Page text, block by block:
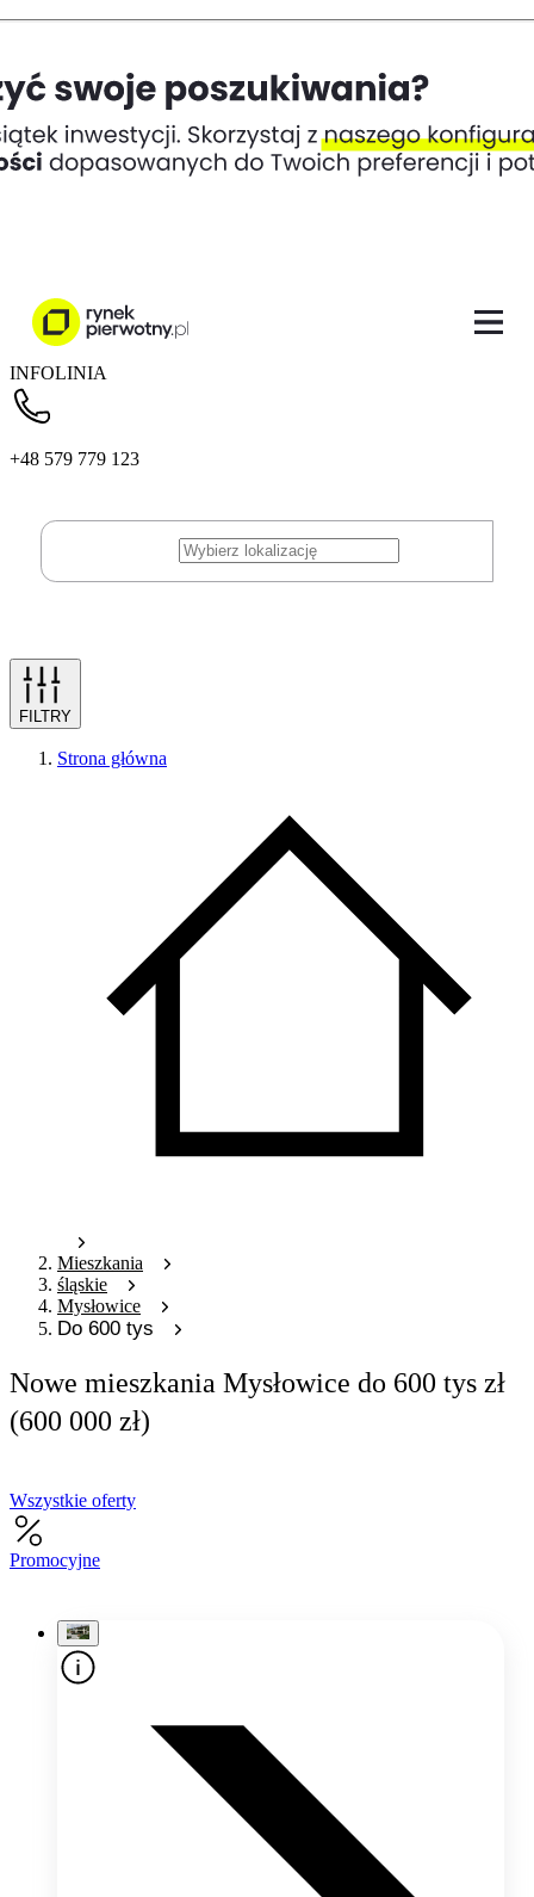
INFOLINIA
+48 579 779 123
FILTRY
Strona główna
Mieszkania
śląskie
Mysłowice
Do 600 tys
Nowe mieszkania Mysłowice do 600 tys zł
(600 000 zł)
Wszystkie oferty
Promocyjne